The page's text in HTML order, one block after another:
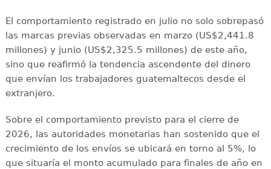
El comportamiento registrado en julio no solo sobrepasó
las marcas previas observadas en marzo (US$2,441.8
millones) y junio (US$2,325.5 millones) de este año,
sino que reafirmó la tendencia ascendente del dinero
que envían los trabajadores guatemaltecos desde el
extranjero.
Sobre el comportamiento previsto para el cierre de
2026, las autoridades monetarias han sostenido que el
crecimiento de los envíos se ubicará en torno al 5%, lo
que situaría el monto acumulado para finales de año en